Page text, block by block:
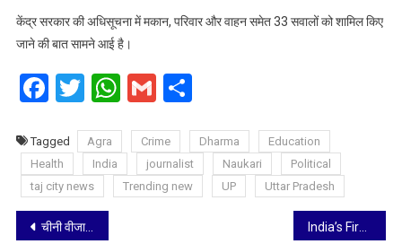
केंद्र सरकार की अधिसूचना में मकान, परिवार और वाहन समेत 33 सवालों को शामिल किए
जाने की बात सामने आई है।
Facebook
Twitter
WhatsApp
GmailShare
Tagged Agra Crime Dharma
Education
Health
India journalist Naukari
Political
taj city news
Trending new UP Uttar Pradesh
Post
चीनी वीजा घोटाला: कार्ति चिदंबरम की याचिका पर सुनवाई फिर टली, अब तक 3 जजों ने खुद को केस से किया अलग, 28 जनवरी को होगी अगली सुनवाई